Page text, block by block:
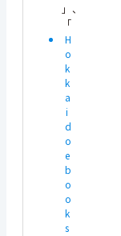
」、
「
H
o
k
k
a
i
d
o
e
b
o
o
k
s